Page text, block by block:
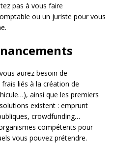
pas à vous faire
ou un juriste pour vous
aurez besoin de
liés à la création de
ainsi que les premiers
existent : emprunt
crowdfunding…
compétents pour
vous pouvez prétendre.